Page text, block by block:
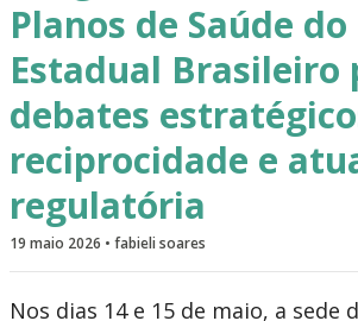
Planos de Saúde do
Estadual Brasileiro
debates
reciprocidade e
regulatória
19 maio 2026 • fabieli soares
Nos dias 14 e 15 de maio, a sede